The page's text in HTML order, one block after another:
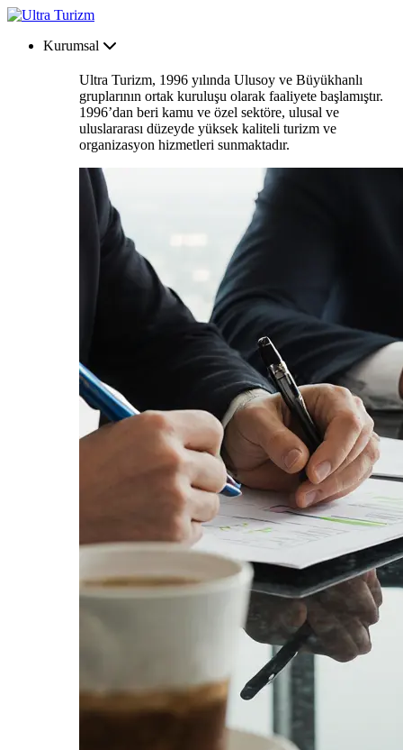
Kurumsal
Ultra Turizm, 1996 yılında Ulusoy ve Büyükhanlı
gruplarının ortak kuruluşu olarak faaliyete başlamıştır.
1996’dan beri kamu ve özel sektöre, ulusal ve
uluslararası düzeyde yüksek kaliteli turizm ve
organizasyon hizmetleri sunmaktadır.